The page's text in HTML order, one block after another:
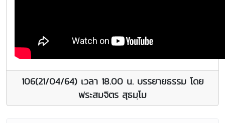
106(21/04/64) เวลา 18.00 น. บรรยายธรรม โดย
พระสมจิตร สุธมฺโม